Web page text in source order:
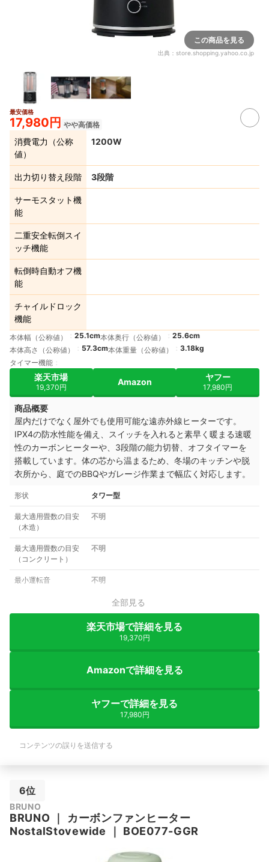
この商品を見る
出典： store.shopping.yahoo.co.jp
最安価格
17,980円 やや高価格
消費電力（公称
値）
1200W
出力切り替え段階 3段階
サーモスタット機
能
二重安全転倒スイ
ッチ機能
転倒時自動オフ機
能
チャイルドロック
機能
本体幅（公称値） 25.1cm本体奥行（公称値）
25.6cm
本体高さ（公称値）
57.3cm本体重量（公称値）
3.18kg
タイマー機能
楽天市場
19,370円
Amazon ヤフー
17,980円
商品概要
屋内だけでなく屋外でも使用可能な遠赤外線ヒーターです。
IPX4の防水性能を備え、スイッチを入れると素早く暖まる速暖
性のカーボンヒーターや、3段階の能力切替、オフタイマーを
搭載しています。体の芯から温まるため、冬場のキッチンや脱
衣所から、庭でのBBQやガレージ作業まで幅広く対応します。
形状 タワー型
最大適用畳数の目安
（木造）
不明
最大適用畳数の目安
（コンクリート）
不明
最小運転音 不明
全部見る
楽天市場で詳細を見る
19,370円
Amazonで詳細を見る
ヤフーで詳細を見る
17,980円
コンテンツの誤りを送信する
6位
BRUNO
BRUNO
カーボンファンヒーター
NostalStovewide
BOE077-GGR